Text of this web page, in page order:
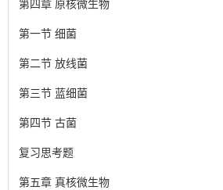
第四章 原核微生物
第一节 细菌
第二节 放线菌
第三节 蓝细菌
第四节 古菌
复习思考题
第五章 真核微生物